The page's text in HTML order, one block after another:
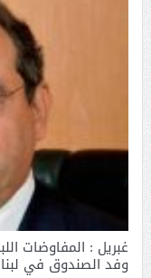
غبريل : المفاوضات
وفد الصندوق في